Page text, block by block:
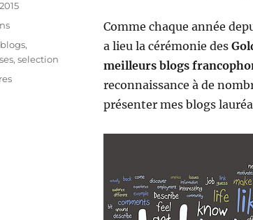
Comme chaque année
a lieu la cérémonie des
meilleurs blogs
reconnaissance à de
présenter mes blogs
blogs,
,selection
sur